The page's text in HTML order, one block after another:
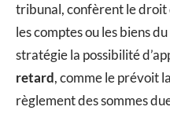
tribunal, confèrent le droit
les comptes ou les biens
stratégie la possibilité
retard, comme le prévoit
règlement des sommes